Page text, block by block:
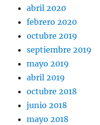
abril 2020
febrero 2020
octubre 2019
septiembre 2019
mayo 2019
abril 2019
octubre 2018
junio 2018
mayo 2018